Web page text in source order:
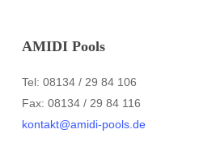
AMIDI Pools
Tel: 08134 / 29 84 106
Fax: 08134 / 29 84 116
kontakt@amidi-pools.de